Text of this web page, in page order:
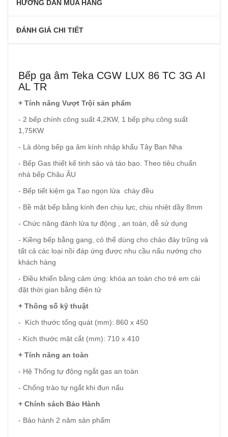
HƯỚNG DẪN MUA HÀNG
ĐÁNH GIÁ CHI TIẾT
Bếp ga âm Teka CGW LUX 86 TC 3G AI
AL TR
+ Tính năng Vượt Trội sản phẩm
- 2 bếp chính công suất 4,2KW, 1 bếp phụ công suất
1,75KW
- Là dòng bếp ga âm kính nhập khẩu Tây Ban Nha
- Bếp Gas thiết kế tinh sảo và táo bạo. Theo tiêu chuẩn
nhà bếp Châu ÂU
- Bếp tiết kiệm ga Tạo ngọn lửa cháy đều
- Bề mặt bếp bằng kính đen chịu lực, chịu nhiệt dầy 8mm
- Chức năng đánh lửa tự động , an toàn, dễ sử dụng
- Kiềng bếp bằng gang, có thể dùng cho chảo đáy trũng và
tất cả các loại nồi đáp ứng được nhu cầu nấu nướng cho
khách hàng
- Điều khiển bằng cảm ứng: khóa an toàn cho trẻ em cài
đặt thời gian bằng điện tử
+ Thông số kỹ thuật
- Kích thước tổng quát (mm): 860 x 450
- Kích thước mặt cắt (mm): 710 x 410
+ Tính năng an toàn
- Hệ Thống tự động ngắt gas an toàn
- Chống trào tự ngắt khi đun nấu
+ Chính sách Bảo Hành
- Bảo hành 2 năm sản phẩm